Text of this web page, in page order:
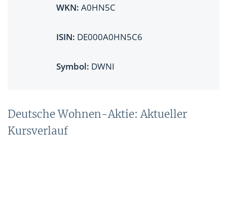
WKN: A0HN5C
ISIN: DE000A0HN5C6
Symbol: DWNI
Deutsche Wohnen-Aktie: Aktueller
Kursverlauf